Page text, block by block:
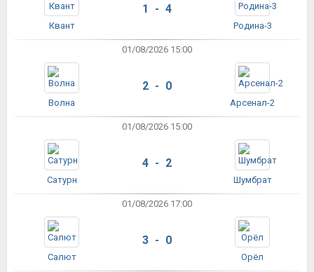
Квант
1 - 4
Родина-3
01/08/2026 15:00
Волна
2 - 0
Арсенал-2
01/08/2026 15:00
Сатурн
4 - 2
Шумбрат
01/08/2026 17:00
Салют
3 - 0
Орёл